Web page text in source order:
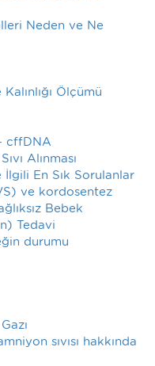
Neden ve Ne
Ölçümü
cffDNA
Alınması
İlgili En Sık Sorulanlar
ve kordosentez
Bebek
Tedavi
durumu
sıvısı hakkında